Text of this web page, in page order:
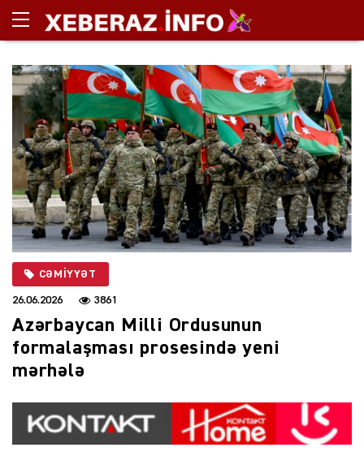
CƏMIYYƏT
26.06.2026 3861
Azərbaycan Milli Ordusunun
formalaşması prosesində yeni
mərhələ